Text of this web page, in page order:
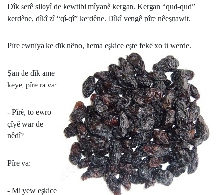
Dîk serê siloyî de kewtibi mîyanê kergan. Kergan “qud-qud”
kerdêne, dîkî zî “qî-qî” kerdêne. Dîkî vengê pîre nêeşnawit.
Pîre ewnîya ke dîk nêno, hema eşkice eşte fekê xo û werde.
Şan de dîk ame
keye, pîre ra va:
- Pîrê, to ewro
çîyê war de
nêdî?
Pîre va:
- Mi yew eşkice